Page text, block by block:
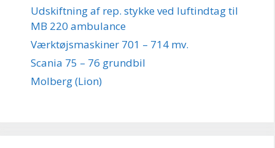
Udskiftning af rep. stykke ved luftindtag til
MB 220 ambulance
Værktøjsmaskiner 701 – 714 mv.
Scania 75 – 76 grundbil
Molberg (Lion)